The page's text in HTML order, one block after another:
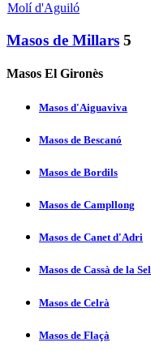
Molí d'Aguiló
Masos de Millars 5
Masos El Gironès
Masos d'Aiguaviva
Masos de Bescanó
Masos de Bordils
Masos de Campllong
Masos de Canet d'Adri
Masos de Cassà de la
Masos de Celrà
Masos de Flaçà